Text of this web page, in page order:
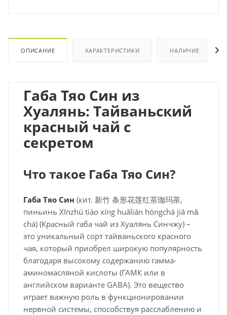
ОПИСАНИЕ ХАРАКТЕРИСТИКИ НАЛИЧИЕ
Габа Тяо Син из
Хуалянь: Тайваньский
красный чай с
секретом
Что такое Габа Тяо Син?
Габа Тяо Син (кит. 新竹 条形花莲红茶珈玛茶,
пиньинь Xīnzhú tiáo xíng huālián hóngchá jiā mǎ
chá) (Красный габа чай из Хуалянь Синчжу) –
это уникальный сорт тайваньского красного
чая, который приобрел широкую популярность
благодаря высокому содержанию гамма-
аминомасляной кислоты (ГАМК или в
английском варианте GABA). Это вещество
играет важную роль в функционировании
нервной системы, способствуя расслаблению и